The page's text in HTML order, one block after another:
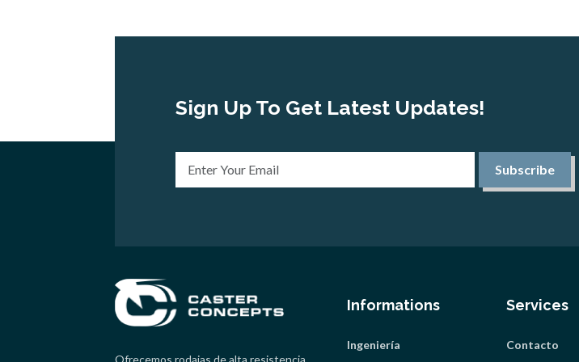
Sign Up To Get Latest Updates!
Subscribe
Ofrecemos rodajas de alta resistencia
Informations
Ingeniería
Services
Contacto